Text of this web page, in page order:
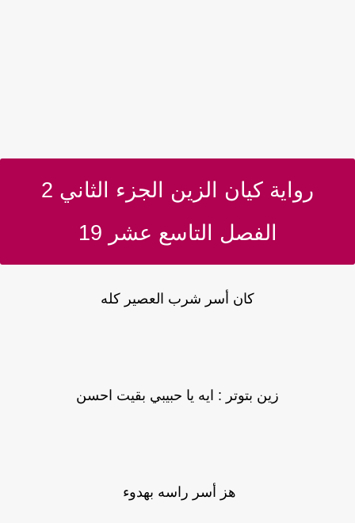
رواية كيان الزين الجزء الثاني 2
الفصل التاسع عشر 19
كان أسر شرب العصير كله
زين بتوتر : ايه يا حبيبي بقيت احسن
هز أسر راسه بهدوء